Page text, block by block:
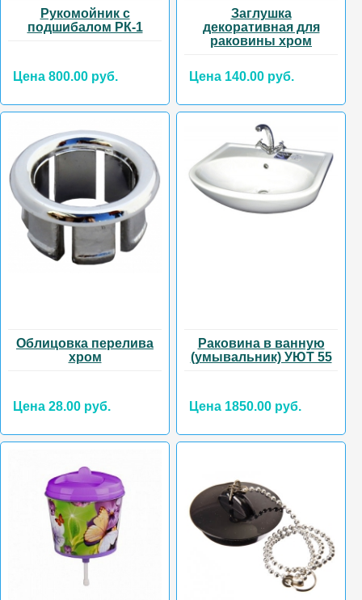
Рукомойник с
подшибалом РК-1
Цена 800.00 руб.
Заглушка
декоративная для
раковины хром
Цена 140.00 руб.
Облицовка перелива
хром
Цена 28.00 руб.
Раковина в ванную
(умывальник) УЮТ 55
Цена 1850.00 руб.